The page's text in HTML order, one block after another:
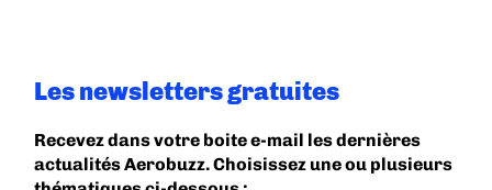
Les newsletters gratuites
Recevez dans votre boite e-mail les dernières
actualités Aerobuzz. Choisissez une ou plusieurs